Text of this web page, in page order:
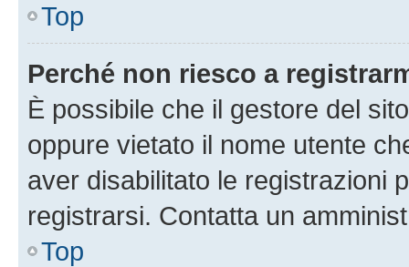
Top
Perché non riesco a
È possibile che il gestore del
oppure vietato il nome utente
aver disabilitato le registrazioni
registrarsi. Contatta un
Top